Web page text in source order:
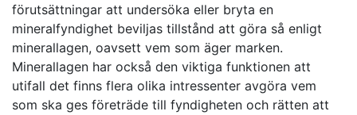
förutsättningar att undersöka eller bryta en
mineralfyndighet beviljas tillstånd att göra så enligt
minerallagen, oavsett vem som äger marken.
Minerallagen har också den viktiga funktionen att
utifall det finns flera olika intressenter avgöra vem
som ska ges företräde till fyndigheten och rätten att